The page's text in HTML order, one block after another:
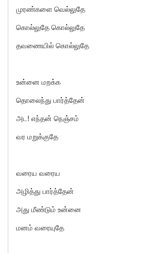
முரண்களை வெல்லுதே
கொல்லுதே கொல்லுதே
தவணையில் கொல்லுதே
உன்னை மறக்க
தொலைந்து பார்த்தேன்
அட! எந்தன் நெஞ்சம்
வர மறுக்குதே
வரைய வரைய
அழித்து பார்த்தேன்
அது மீண்டும் உன்னை
மனம் வரையுதே